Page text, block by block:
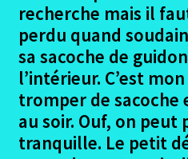
Luzana –
Castrouriales –
Santillana del Mar –
recherche mais il
perdu quand
sa sacoche de
l’intérieur. C’est
tromper de sacoche
au soir. Ouf, on peut
tranquille. Le petit